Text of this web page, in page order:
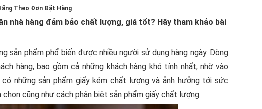
Theo Đơn Đặt Hàng
nhà hàng đảm bảo chất lượng, giá tốt? Hãy tham khảo bài
sản phẩm phổ biến được nhiều người sử dụng hàng ngày. Dòng
hàng, bao gồm cả những khách hàng khó tính nhất, nhờ vào
những sản phẩm giấy kém chất lượng và ảnh hưởng tới sức
cũng như cách phân biệt sản phẩm giấy chất lượng.